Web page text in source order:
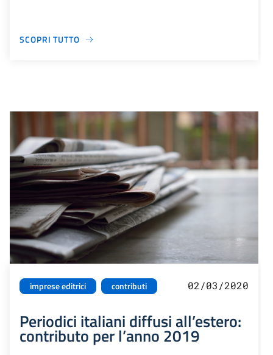
SCOPRI TUTTO
imprese editrici contributi 02/03/2020
Periodici italiani diffusi all’estero:
contributo per l’anno 2019